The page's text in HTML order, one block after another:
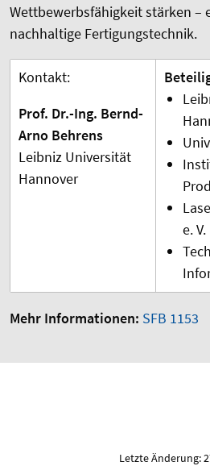
Wettbewerbsfähigkeit stärken –
nachhaltige Fertigungstechnik.
Kontakt:
Prof. Dr.-Ing. Bernd-
Arno Behrens
Leibniz Universität
Hannover
e. V.
Mehr Informationen: SFB 1153
Letzte Änderung: